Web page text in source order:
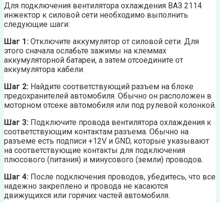
Для подключения вентилятора охлаждения ВАЗ 2114
инжектор к силовой сети необходимо выполнить
следующие шаги:
Шаг 1: Отключите аккумулятор от силовой сети. Для
этого сначала ослабьте зажимы на клеммах
аккумуляторной батареи, а затем отсоедините от
аккумулятора кабели.
Шаг 2: Найдите соответствующий разъем на блоке
предохранителей автомобиля. Обычно он расположен в
моторном отсеке автомобиля или под рулевой колонкой.
Шаг 3: Подключите провода вентилятора охлаждения к
соответствующим контактам разъема. Обычно на
разъеме есть подписи +12V и GND, которые указывают
на соответствующие контакты для подключения
плюсового (питания) и минусового (земли) проводов.
Шаг 4: После подключения проводов, убедитесь, что все
надежно закреплено и провода не касаются
движущихся или горячих частей автомобиля.